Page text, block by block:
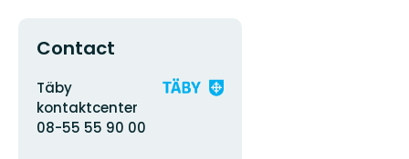
Contact
Adres
Täby
kontaktcenter
08-55 55 90 00
Organisatie-